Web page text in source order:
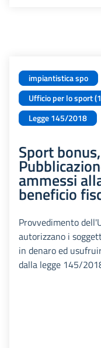
impiantistica spo
Ufficio per lo sport
Legge 145/2018
Sport
ammessi
beneficio
Provvedimento
autorizzano i
in denaro ed
dalla legge 145/